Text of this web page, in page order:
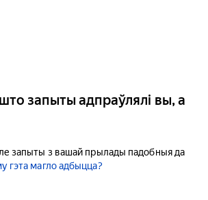
запыты адпраўлялі вы, а
запыты з вашай прылады падобныя да
гэта магло адбыцца?